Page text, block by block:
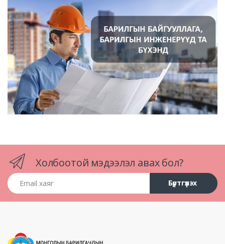
Холбоотой мэдээлэл авах бол?
Email хаяг
Бүртгүүлэх